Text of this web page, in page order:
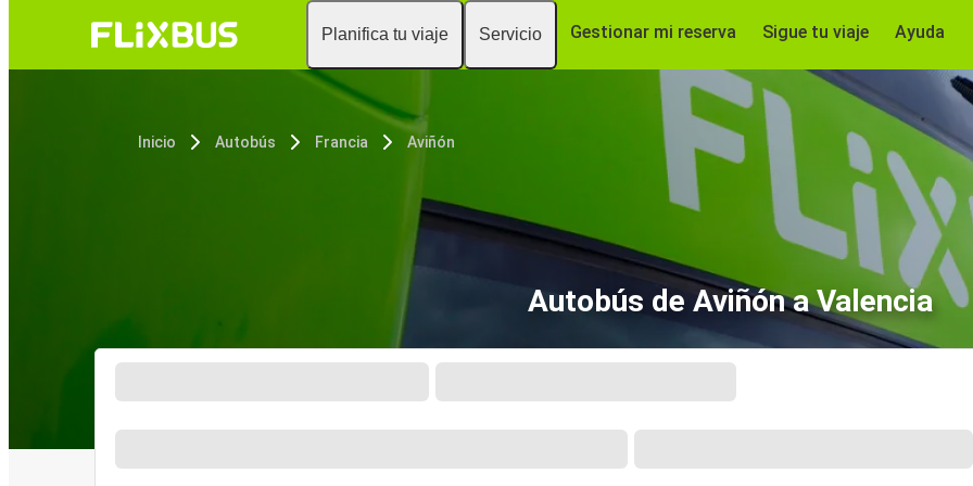
Planifica tu viaje Servicio Gestionar mi reserva Sigue tu viaje Ayuda
Inicio Autobús Francia Aviñón
Autobús de Aviñón a Valencia